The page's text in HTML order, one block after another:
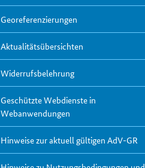
Georeferenzierungen
Aktualitätsübersichten
Widerrufsbelehrung
Geschützte Webdienste in
Webanwendungen
Hinweise zur aktuell gültigen AdV-GR